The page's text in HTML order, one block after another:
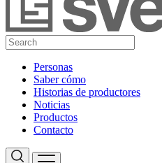
Personas
Saber cómo
Historias de productores
Noticias
Productos
Contacto